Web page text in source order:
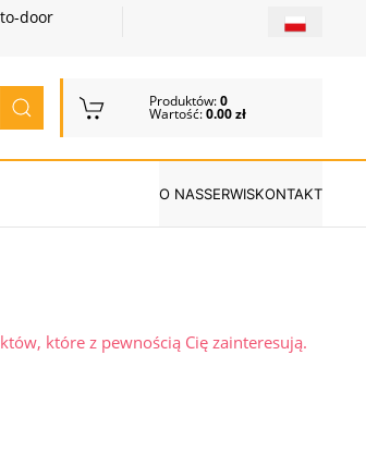
door
Produktów:0
Wartość:0.00 zł
O NASSERWISKONTAKT
które z pewnością Cię zainteresują.